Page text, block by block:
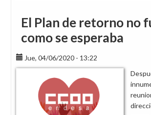
El Plan de retorno no
como se esperaba
Jue, 04/06/2020 - 13:22